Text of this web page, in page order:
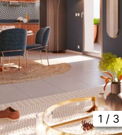
1 / 3